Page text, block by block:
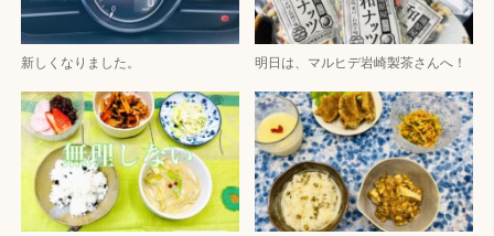
新しくなりました。 明日は、マルヒデ岩崎製茶さんへ！